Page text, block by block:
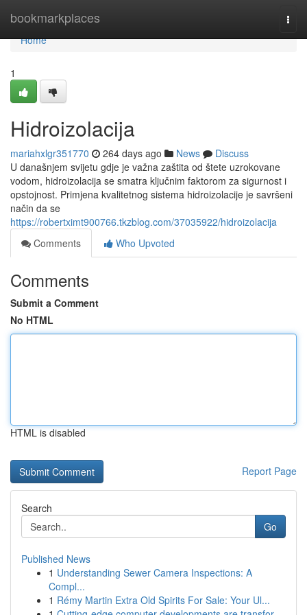
bookmarkplaces
Home
Home
1
Hidroizolacija
mariahxlgr351770 264 days ago News
Discuss
U današnjem svijetu gdje je važna zaštita od štete uzrokovane
vodom, hidroizolacija se smatra ključnim faktorom za sigurnost i
opstojnost. Primjena kvalitetnog sistema hidroizolacije je savršeni
način da se
https://robertximt900766.tkzblog.com/37035922/hidroizolacija
Comments
Who Upvoted
Comments
Submit a Comment
No HTML
HTML is disabled
Report Page
Search
Go
Published News
1 Understanding Sewer Camera Inspections: A
Compl...
1 Rémy Martin Extra Old Spirits For Sale: Your Ul...